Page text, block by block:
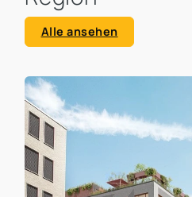
Alle ansehen